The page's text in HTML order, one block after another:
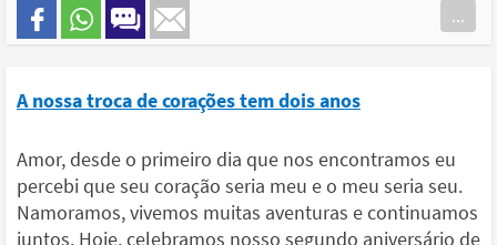
...
A nossa troca de corações tem dois anos
Amor, desde o primeiro dia que nos encontramos eu
percebi que seu coração seria meu e o meu seria seu.
Namoramos, vivemos muitas aventuras e continuamos
juntos. Hoje, celebramos nosso segundo aniversário de